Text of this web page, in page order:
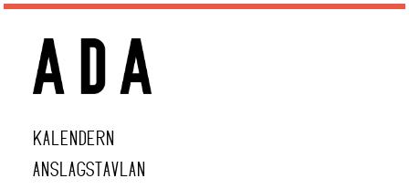
KALENDERN
ANSLAGSTAVLAN